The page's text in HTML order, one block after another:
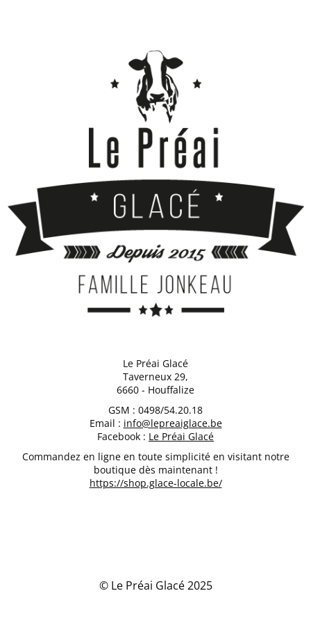
Le Préai Glacé
Taverneux 29,
6660 - Houffalize
GSM : 0498/54.20.18
Email : info@lepreaiglace.be
Facebook : Le Préai Glacé
Commandez en ligne en toute simplicité en visitant notre
boutique dès maintenant !
https://shop.glace-locale.be/
© Le Préai Glacé 2025